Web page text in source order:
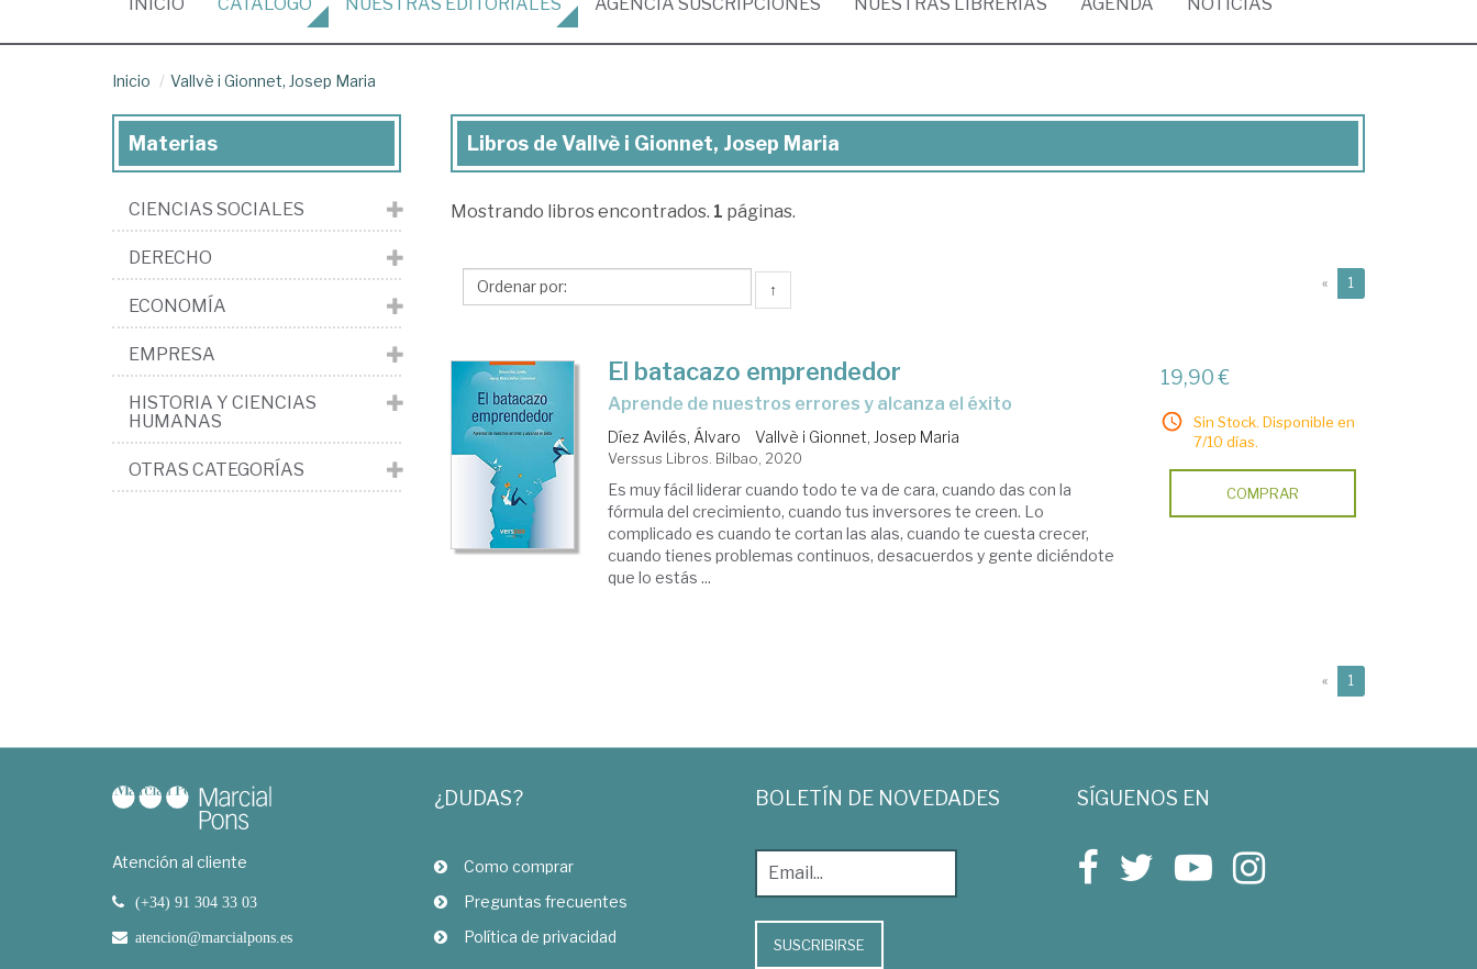
Inicio Vallvè i Gionnet, Josep Maria
Libros
Vallvè
Gionnet,
Maria
Libros de Vallvè i Gionnet, Josep Maria
Mostrando libros encontrados. 1 páginas.
↑ « 1
El batacazo emprendedor
aprende de nuestros errores y alcanza el éxito
Díez Avilés, Álvaro Vallvè i Gionnet, Josep Maria
Verssus Libros. Bilbao, 2020
Es muy fácil liderar cuando todo te va de cara, cuando das con la
fórmula del crecimiento, cuando tus inversores te creen. Lo
complicado es cuando te cortan las alas, cuando te cuesta crecer,
cuando tienes problemas continuos, desacuerdos y gente diciéndote
que lo estás ...
19,90 €
Sin Stock. Disponible en
7/10 días.
COMPRAR
« 1
Materias
CIENCIAS SOCIALES
DERECHO
ECONOMÍA
EMPRESA
HISTORIA Y CIENCIAS
HUMANAS
OTRAS CATEGORÍAS
Atención al cliente
(+34) 91 304 33 03
atencion@marcialpons.es
¿DUDAS?
Como comprar
Preguntas frecuentes
Política de privacidad
BOLETÍN DE NOVEDADES
SUSCRIBIRSE
SÍGUENOS EN